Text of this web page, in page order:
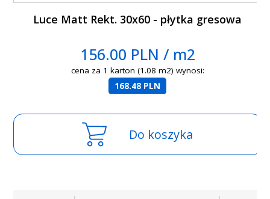
Luce Matt Rekt. 30x60 - płytka gresowa
156.00 PLN / m2
cena za 1 karton (1.08 m2) wynosi:
168.48 PLN
Do koszyka